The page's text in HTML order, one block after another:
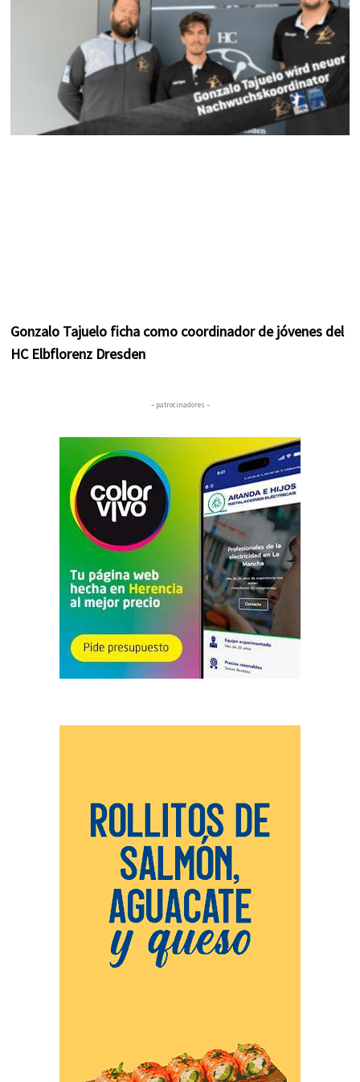
m t
Gonzalo Tajuelo ficha como coordinador de jóvenes del
HC Elbflorenz Dresden
– patrocinadores –